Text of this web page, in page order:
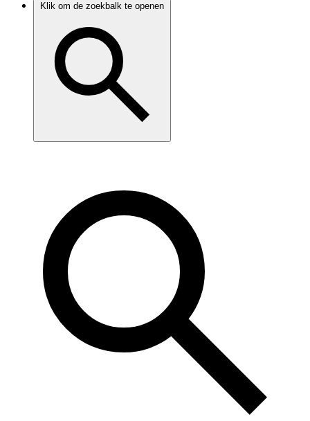
Klik om de zoekbalk te openen